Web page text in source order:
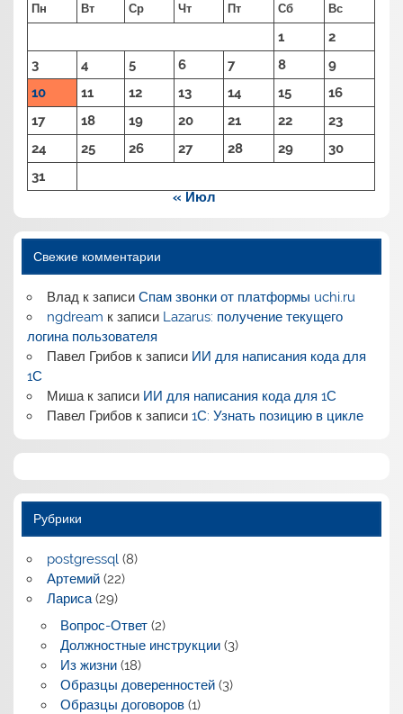
Пн Вт Ср Чт Пт Сб Вс
1
2
3
4 5 6 7 8
9
10
11 12 13 14 15
16
17
18 19 20 21 22
23
24
25 26 27 28 29
30
31
« Июл
Свежие комментарии
Влад к записи Спам звонки от платформы uchi.ru
ngdream к записи Lazarus: получение текущего
логина пользователя
Павел Грибовк записи ИИ для написания кода для
1С
Мишак записи ИИ для написания кода для 1С
Павел Грибовк записи 1С: Узнать позицию в цикле
Рубрики
postgressql(8)
Артемий(22)
Лариса(29)
Вопрос-Ответ(2)
Должностные инструкции(3)
Из жизни(18)
Образцы доверенностей(3)
Образцы договоров(1)